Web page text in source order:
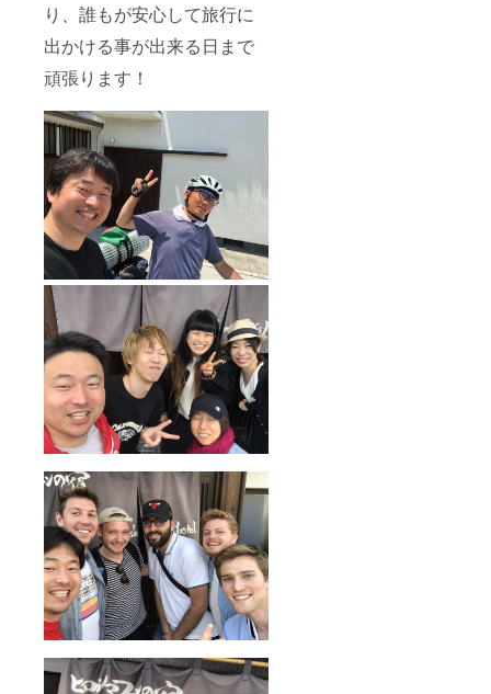
り、誰もが安心して旅行に
出かける事が出来る日まで
頑張ります！